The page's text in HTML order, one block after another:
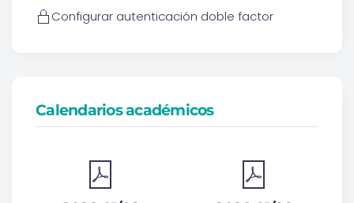
Configurar autenticación doble factor
Calendarios académicos